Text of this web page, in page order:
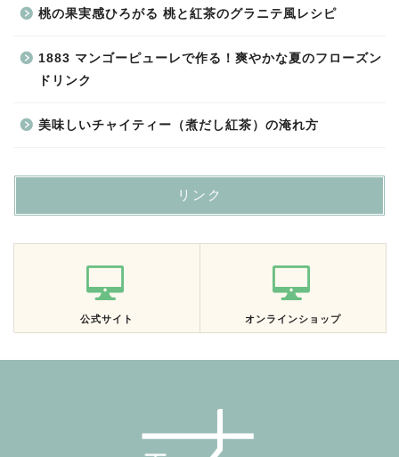
桃の果実感ひろがる 桃と紅茶のグラニテ風レシピ
1883 マンゴーピューレで作る！爽やかな夏のフローズン
ドリンク
美味しいチャイティー（煮だし紅茶）の淹れ方
リンク
公式サイト オンラインショップ